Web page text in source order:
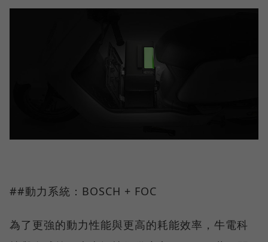
##動力系統：BOSCH + FOC
為了更強的動力性能與更高的耗能效率，牛電科